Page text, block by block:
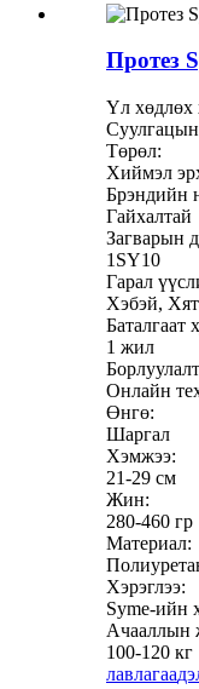
Протез
Үл хөдлөх
Төрөл:
Хиймэл
Брэндийн
Гайхалтай
Загварын
1SY10
Гарал
Хэбэй,
Баталгаат
1 жил
Онлайн
Өнгө:
Шаргал
Хэмжээ:
21-29 см
Жин:
280-460 гр
Материал:
Хэрэглээ:
Syme-ийн
Ачааллын
100-120 кг
лавлагаа